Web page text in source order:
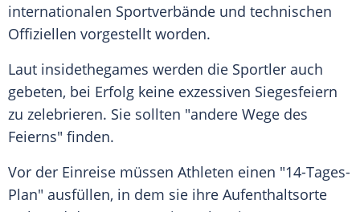
internationalen Sportverbände und technischen
Offiziellen vorgestellt worden.
Laut insidethegames werden die Sportler auch
gebeten, bei Erfolg keine exzessiven Siegesfeiern
zu zelebrieren. Sie sollten "andere Wege des
Feierns" finden.
Vor der Einreise müssen Athleten einen "14-Tages-
Plan" ausfüllen, in dem sie ihre Aufenthaltsorte